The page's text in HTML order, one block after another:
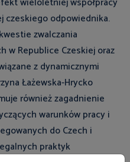
czeskiego odpowiednika.
zwalczania
w Republice Czeskiej oraz
z dynamicznymi
Łażewska-Hrycko
również zagadnienie
warunków pracy i
do Czech i
praktyk